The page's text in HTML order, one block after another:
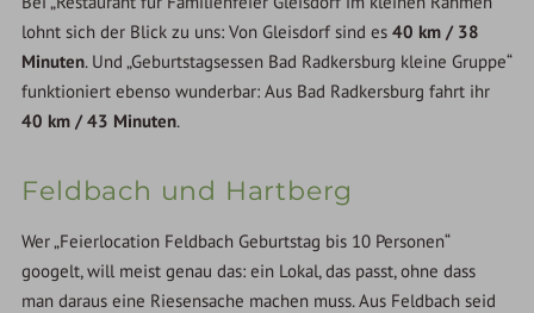
lohnt sich der Blick zu uns: Von Gleisdorf sind es40 km / 38
Minuten. Und „Geburtstagsessen Bad Radkersburg kleine Gruppe“
funktioniert ebenso wunderbar: Aus Bad Radkersburg fahrt ihr
40 km / 43 Minuten.
Feldbach und Hartberg
Wer „Feierlocation Feldbach Geburtstag bis 10 Personen“
googelt, will meist genau das: ein Lokal, das passt, ohne dass
man daraus eine Riesensache machen muss. Aus Feldbach seid